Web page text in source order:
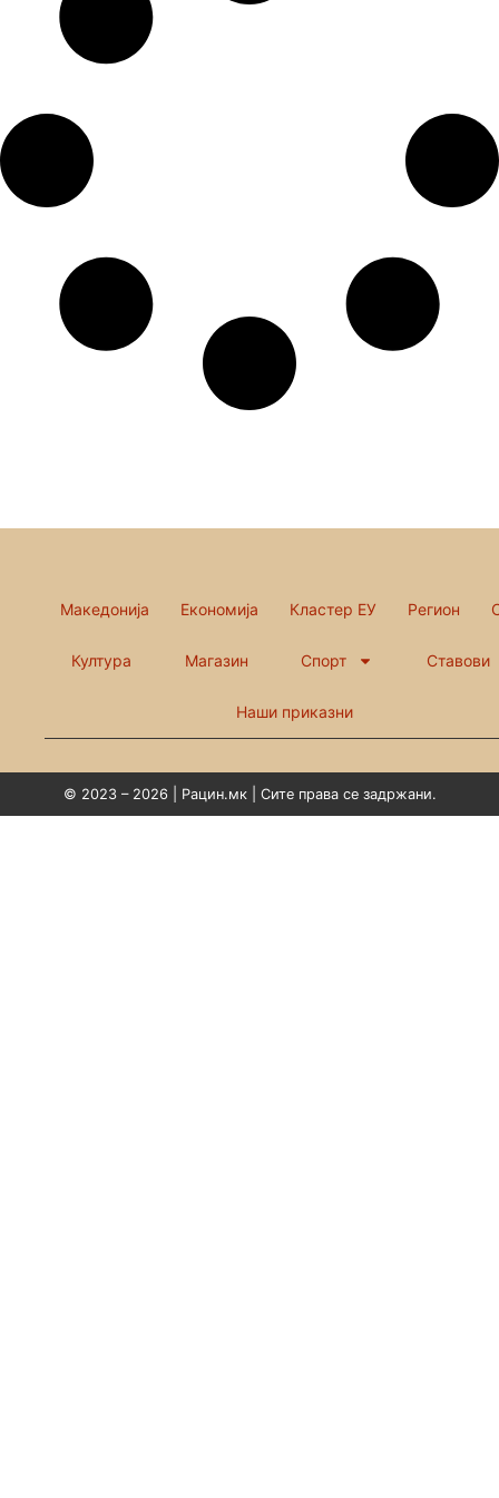
Македонија Економија Кластер ЕУ Регион
Култура Магазин Спорт Ставови
Наши приказни
© 2023 – 2026 | Рацин.мк | Сите права се задржани.